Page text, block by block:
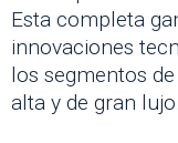
Esta completa
innovaciones
los segmentos
alta y de gran lujo.